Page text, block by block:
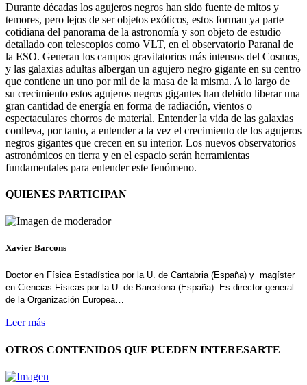
Durante décadas los agujeros negros han sido fuente de mitos y
temores, pero lejos de ser objetos exóticos, estos forman ya parte
cotidiana del panorama de la astronomía y son objeto de estudio
detallado con telescopios como VLT, en el observatorio Paranal de
la ESO. Generan los campos gravitatorios más intensos del Cosmos,
y las galaxias adultas albergan un agujero negro gigante en su centro
que contiene un uno por mil de la masa de la misma. A lo largo de
su crecimiento estos agujeros negros gigantes han debido liberar una
gran cantidad de energía en forma de radiación, vientos o
espectaculares chorros de material. Entender la vida de las galaxias
conlleva, por tanto, a entender a la vez el crecimiento de los agujeros
negros gigantes que crecen en su interior. Los nuevos observatorios
astronómicos en tierra y en el espacio serán herramientas
fundamentales para entender este fenómeno.
QUIENES PARTICIPAN
Xavier Barcons
Doctor en Física Estadística por la U. de Cantabria (España) y magíster
en Ciencias Físicas por la U. de Barcelona (España). Es director general
de la Organización Europea…
Leer más
OTROS CONTENIDOS QUE PUEDEN INTERESARTE